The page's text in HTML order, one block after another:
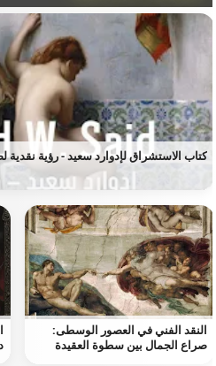
كتاب الاستشراق لإدوارد سعيد - رؤية نقدية
النقد الفني في العصور الوسطى:
صراع الجمال بين سطوة العقيدة